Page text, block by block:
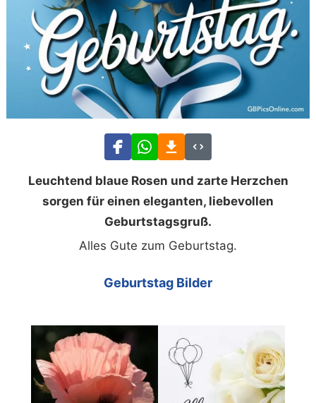
Leuchtend blaue Rosen und zarte Herzchen
sorgen für einen eleganten, liebevollen
Geburtstagsgruß.
Alles Gute zum Geburtstag.
Geburtstag Bilder